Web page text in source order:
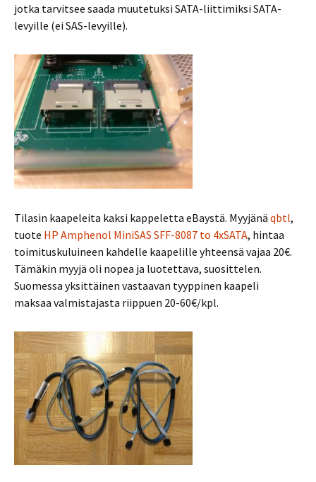
jotka tarvitsee saada muutetuksi SATA-liittimiksi SATA-
levyille (ei SAS-levyille).
Tilasin kaapeleita kaksi kappeletta eBaystä. Myyjänä qbtl,
tuote HP Amphenol MiniSAS SFF-8087 to 4xSATA, hintaa
toimituskuluineen kahdelle kaapelille yhteensä vajaa 20€.
Tämäkin myyjä oli nopea ja luotettava, suosittelen.
Suomessa yksittäinen vastaavan tyyppinen kaapeli
maksaa valmistajasta riippuen 20-60€/kpl.